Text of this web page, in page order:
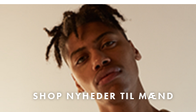
SHOP NYHEDER TIL MÆND